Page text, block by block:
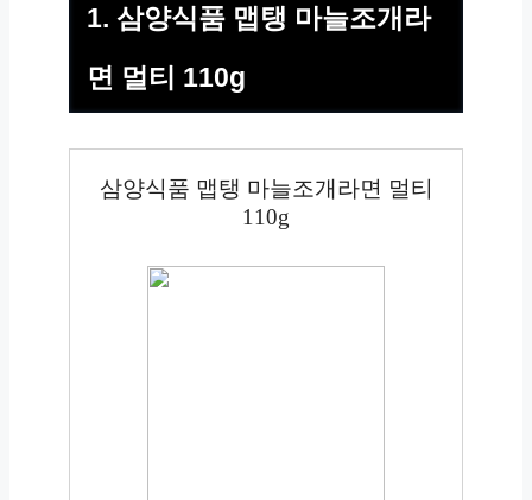
1. 삼양식품 맵탱 마늘조개라
면 멀티 110g
삼양식품 맵탱 마늘조개라면 멀티
110g